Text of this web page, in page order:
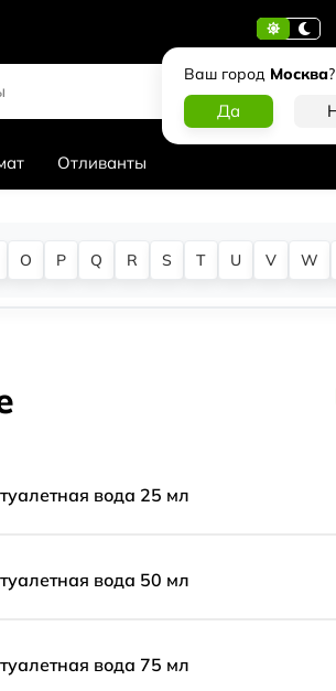
Ваш город Москва?
Отливанты
O P Q R S T U V W
туалетная вода 25 мл
туалетная вода 50 мл
туалетная вода 75 мл